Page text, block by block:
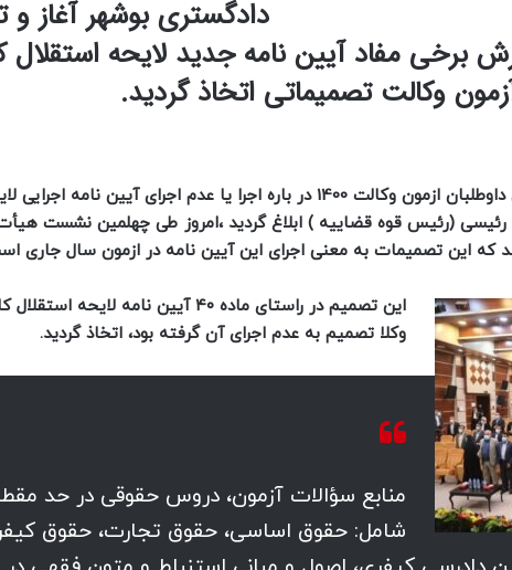
برخی مفاد آیین نامه جدید لایحه استقلال
وکالت تصمیماتی اتخاذ گردید.
بالاخره پس از چندمین ماه بلاتکلیفی داوطلبان ازمون وکالت 1400 در باره اجرا یا
سید ابراهیم رئیسی (رئیس قوه قضاییه ) ابلاغ گردید ،امروز طی چهلمین
که این تصمیمات به معنی اجرای این آیین نامه در ازمون سال جاری
این تصمیم در راستای ماده ۴۰ آیین نامه
وکلا تصمیم به عدم اجرای آن گرفته بود، اتخاذ گردید.
منابع سؤالات آزمون، دروس حقوقی در حد
شامل: حقوق اساسی، حقوق تجارت، حقوق